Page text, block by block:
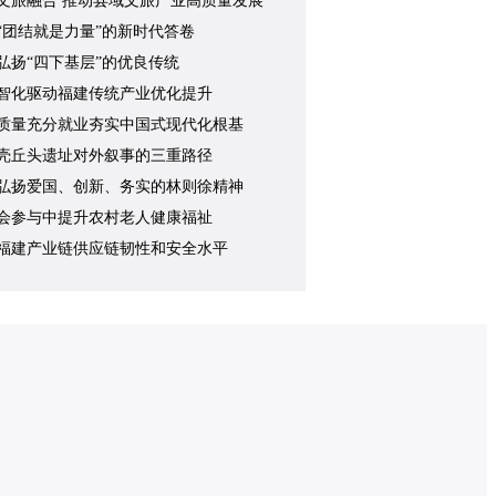
团结就是力量”的新时代答卷
扬“四下基层”的优良传统
化驱动福建传统产业优化提升
量充分就业夯实中国式现代化根基
丘头遗址对外叙事的三重路径
扬爱国、创新、务实的林则徐精神
参与中提升农村老人健康福祉
建产业链供应链韧性和安全水平